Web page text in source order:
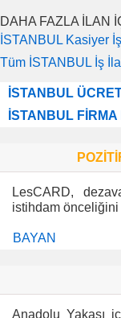
DAHA FAZLA İLAN
İSTANBUL Kasiyer
Tüm İSTANBUL İş
İSTANBUL
İSTANBUL FİRMA
LesCARD,
istihdam önceliğini
BAYAN
Anadolu Yakası